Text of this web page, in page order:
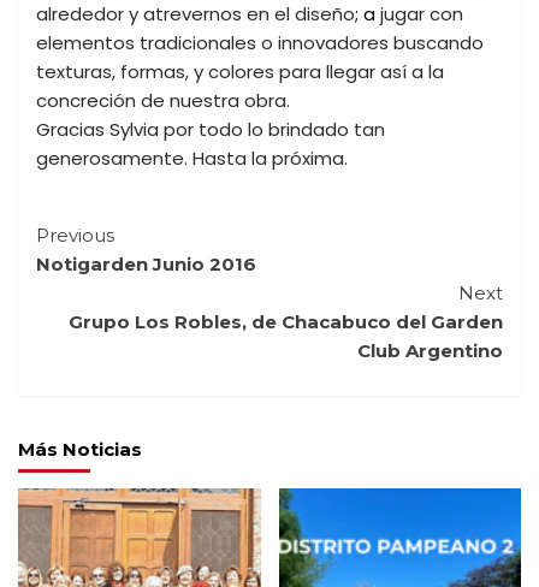
alrededor y atrevernos en el diseño; ajugar con
elementos tradicionales o innovadores buscando
texturas, formas, y colores para llegar así a la
concreción de nuestra obra.
Gracias Sylvia por todo lo brindado tan
generosamente. Hasta la próxima.
Continue
Previous
Notigarden Junio 2016
Next
Grupo Los Robles, de Chacabuco del Garden
Club Argentino
Más Noticias